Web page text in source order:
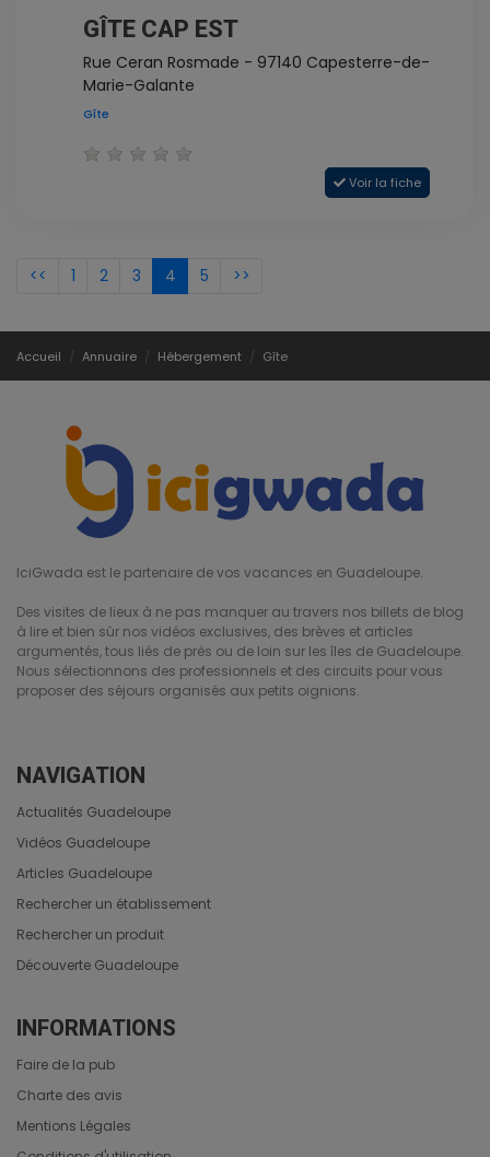
GÎTE CAP EST
Rue Ceran Rosmade - 97140 Capesterre-de-
Marie-Galante
Gîte
Voir la fiche
<< 1 2 3 4 5 >>
Accueil Annuaire Hébergement Gîte
IciGwada est le partenaire de vos vacances en Guadeloupe.
Des visites de lieux à ne pas manquer au travers nos billets de blog
à lire et bien sûr nos vidéos exclusives, des brèves et articles
argumentés, tous liés de près ou de loin sur les îles de Guadeloupe.
Nous sélectionnons des professionnels et des circuits pour vous
proposer des séjours organisés aux petits oignions.
NAVIGATION
Actualités Guadeloupe
Vidéos Guadeloupe
Articles Guadeloupe
Rechercher un établissement
Rechercher un produit
Découverte Guadeloupe
INFORMATIONS
Faire de la pub
Charte des avis
Mentions Légales